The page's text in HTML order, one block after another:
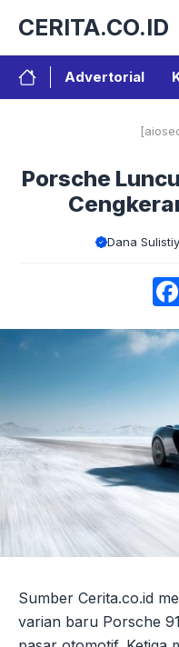
isi
CERITA.CO.ID
Advertorial
Porsche
Dana
Sumber Cerita.co.id
varian baru Porsche